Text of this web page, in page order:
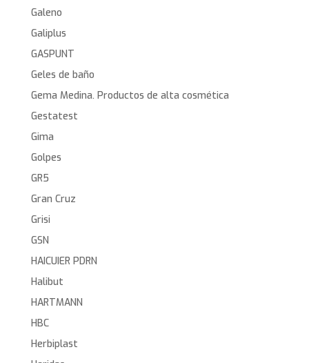
Galeno
Galiplus
GASPUNT
Geles de baño
Gema Medina. Productos de alta cosmética
Gestatest
Gima
Golpes
GR5
Gran Cruz
Grisi
GSN
HAICUIER PDRN
Halibut
HARTMANN
HBC
Herbiplast